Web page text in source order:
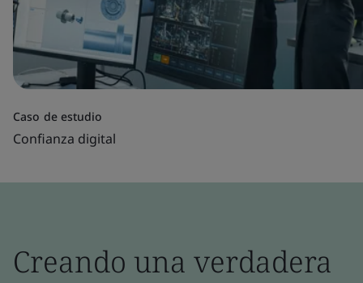
Caso de estudio
Confianza digital
Creando una verdadera